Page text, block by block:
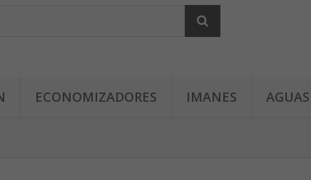
ECONOMIZADORES IMANES AGUAS